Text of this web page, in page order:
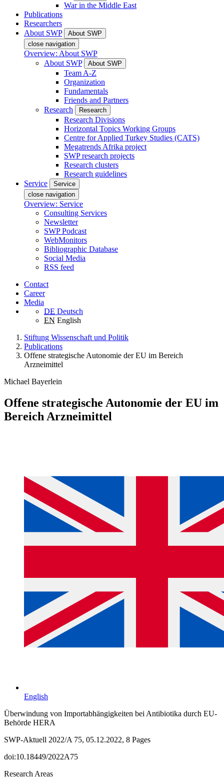
War in the Middle East
Publications
Researchers
About SWP
About SWP
close navigation
Overview: About SWP
About SWP
About SWP
Team A-Z
Organization
Fundamentals
Friends and Partners
Research
Research
Research Divisions
Horizontal Topics Working Groups
Centre for Applied Turkey Studies (CATS)
Megatrends Afrika project
SWP research projects
Research clusters
Research guidelines
Service
Service
close navigation
Overview: Service
Consulting Services
Newsletter
SWP Podcast
WebMonitors
Bibliographic Database
Social Media
RSS feed
Contact
Career
Media
DE Deutsch
EN English
Stiftung Wissenschaft und Politik
Publications
Offene strategische Autonomie der EU im Bereich
Arzneimittel
Michael Bayerlein
Offene strategische Autonomie der EU im
Bereich Arzneimittel
English
Überwindung von Importabhängigkeiten bei Antibiotika durch EU-
Behörde HERA
SWP-Aktuell 2022/A 75, 05.12.2022, 8 Pages
doi:10.18449/2022A75
Research Areas